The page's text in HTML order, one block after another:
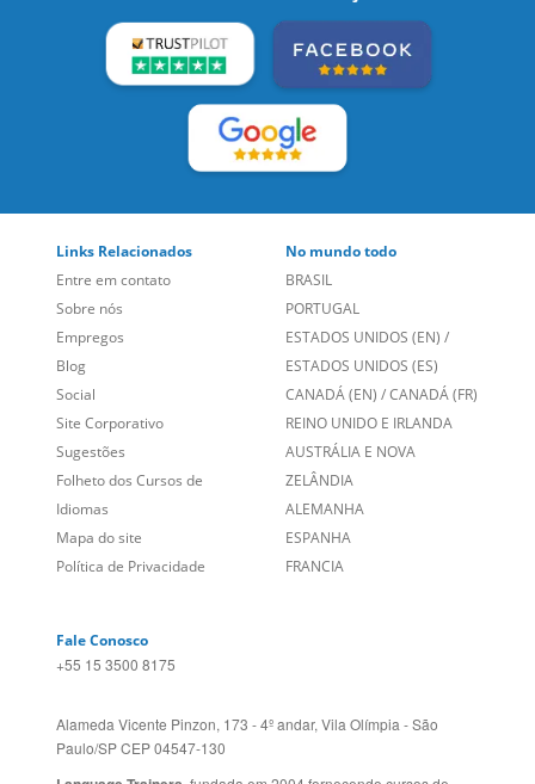
Entre em contato
Sobre nós
Empregos
Blog
Social
Site Corporativo
Sugestões
Folheto dos Cursos de
Idiomas
Mapa do site
Política de Privacidade
BRASIL
PORTUGAL
ESTADOS UNIDOS (EN)
ESTADOS UNIDOS (ES)
CANADÁ (EN)/CANADÁ (FR)
REINO UNIDO E IRLANDA
AUSTRÁLIA E NOVA
ZELÂNDIA
ALEMANHA
ESPANHA
FRANCIA
+55 15 3500 8175
Paulo/SP CEP 04547-130
Language Trainers,fundada em 2004 fornecendo cursos de
idiomas em mais de 60 cidades em todo o Brasil e Online com